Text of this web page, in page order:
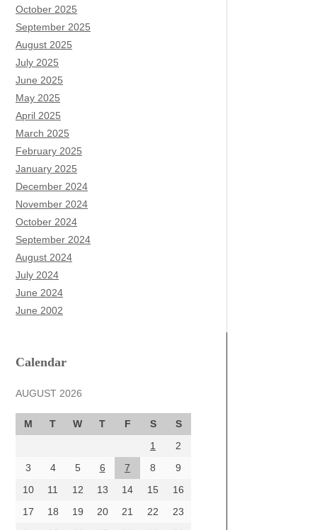
October 2025
September 2025
August 2025
July 2025
June 2025
May 2025
April 2025
March 2025
February 2025
January 2025
December 2024
November 2024
October 2024
September 2024
August 2024
July 2024
June 2024
June 2002
Calendar
AUGUST 2026
M T W T F S
S
1
2
3
4 5 6 7 8
9
10
11 12 13 14 15
16
17
18 19 20 21 22
23